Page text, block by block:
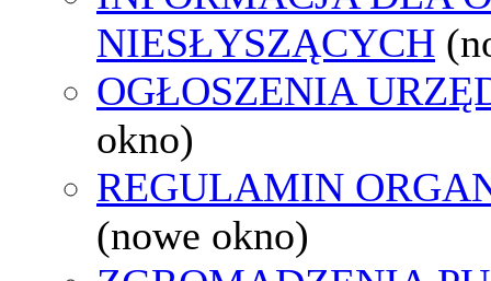
NIESŁYSZĄCYCH
OGŁOSZENIA
okno)
REGULAMIN
(nowe okno)